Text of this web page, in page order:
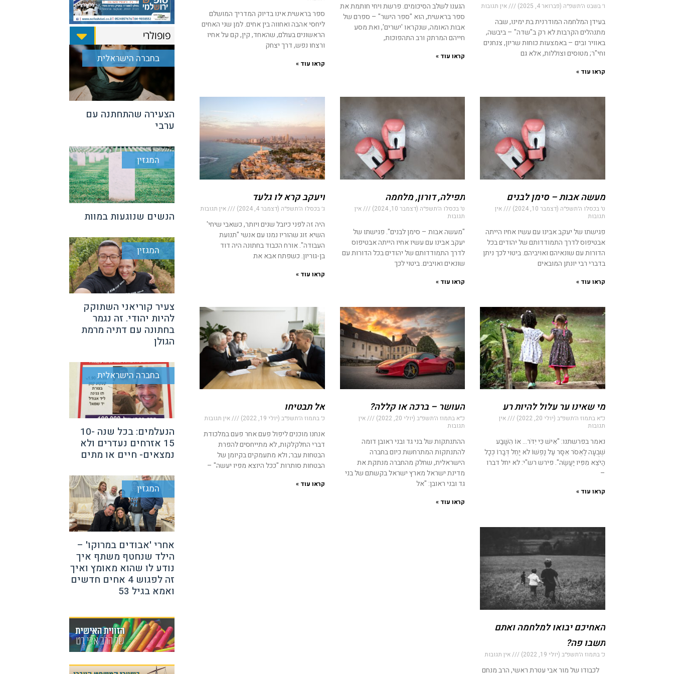
ו׳ בשבט ה׳תשפ״ה (פברואר 4, 2025) אין תגובות
בעידן המלחמה המודרנית בת ימינו, שבה
מתנהלים הקרבות לא רק ב"שדה" – ביבשה,
באוויר ובים – באמצעות כוחות שריון, צנחנים
וחי"ר; מטוסים וצוללות, אלא גם
קראו עוד »
הגענו לשלב הסיכומים. פרשת ויחי חותמת את
ספר בראשית, הוא "ספר הישר" – ספרם של
אבות האומה, שנקראו 'ישרים', ואת מסע
חייהם המרתק ורב התהפוכות,
קראו עוד »
ספר בראשית אינו בדיוק המדריך המושלם
ליחסי אהבה ואחווה בין אחים. למן שני האחים
הראשונים בעולם, שהאחד, קין, קם על אחיו
ורצחו נפש, דרך יצחק
קראו עוד »
מעשה אבות – סימן לבנים
ט׳ בכסלו ה׳תשפ״ה (דצמבר 10, 2024)
אין
תגובות
פגישתו של יעקב אבינו עם עשיו אחיו הייתה
אבטיפוס לדרך התמודדותם של יהודים בכל
הדורות עם שונאיהם ואויביהם. ביטוי לכך ניתן
בדברי רבי יונתן המובאים
קראו עוד »
תפילה, דורון, מלחמה
ט׳ בכסלו ה׳תשפ״ה (דצמבר 10, 2024)
אין
תגובות
"מעשה אבות – סימן לבנים". פגישתו של
יעקב אבינו עם עשיו אחיו הייתה אבטיפוס
לדרך התמודדותם של יהודים בכל הדורות עם
שונאים ואויבים. ביטוי לכך
קראו עוד »
ויעקב קרא לו גלעד
ג׳ בכסלו ה׳תשפ״ה (דצמבר 4, 2024) אין תגובות
היה זה לפני כיובל שנים ויותר, כשאבי שיחי'
השיא זוג שהוריו נמנו עם אנשי "תנועת
העבודה". אורח הכבוד בחתונה היה דוד
בן-גוריון. כשפתח אבא את
קראו עוד »
מי שאינו ער עלול להיות רע
כ״א בתמוז ה׳תשפ״ב (יולי 20, 2022)
אין
תגובות
נאמר בפרשתנו: "אִישׁ כִּי יִדֹּר… אוֹ הִשָּׁבַע
שְׁבֻעָה לֶאְסֹר אִסָּר עַל נַפְשׁוֹ לֹא יַחֵל דְּבָרוֹ כְּכָל
הַיֹּצֵא מִפִּיו יַעֲשֶׂה". פירש רש"י: לא יחל דברו
–
קראו עוד »
העושר – ברכה או קללה?
כ״א בתמוז ה׳תשפ״ב (יולי 20, 2022)
אין
תגובות
ההתנתקות של בני גד ובני ראובן דומה
להתנתקות המתרחשת כיום בחברה
הישראלית, שחלק מהחברה מנתקת את
מדינת ישראל מארץ ישראל בקשתם של בני
גד ובני ראובן: "אל
קראו עוד »
אל תבטיחו
כ׳ בתמוז ה׳תשפ״ב (יולי 19, 2022) אין תגובות
אנחנו מוכנים ליפול פעם אחר פעם במלכודת
דברי החלקלקות, לא מתייחסים להפרת
הבטחות עבר; ולא מתעמקים בקיומן של
הבטחות סותרות "ככל היוצא מפיו יעשה" –
קראו עוד »
האחיכם יבואו למלחמה ואתם
תשבו פה?
כ׳ בתמוז ה׳תשפ״ב (יולי 19, 2022) אין תגובות
לכבודו של מור אבי עטרת ראשי, הרב מנחם
פופולרי
בחברה הישראלית
הצעירה שהתחתנה עם
ערבי
המגזין
הנשים שנוגעות במוות
המגזין
צעיר קוריאני השתוקק
להיות יהודי. זה נגמר
בחתונה עם דתיה מרמת
הגולן
בחברה הישראלית
הנעלמים: בכל שנה 10-
15 אזרחים נעדרים ולא
נמצאים- חיים או מתים
המגזין
אחרי 'אבודים במרוקו' –
הילד שנחטף משתף איך
נודע לו שהוא מאומץ ואיך
זה לפגוש 4 אחים חדשים
ואמא בגיל 53